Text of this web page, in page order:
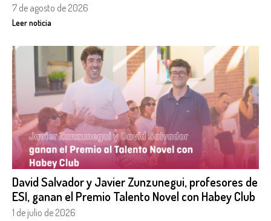
7 de agosto de 2026
Leer noticia
David Salvador y Javier Zunzunegui, profesores de
ESI, ganan el Premio Talento Novel con Habey Club
1 de julio de 2026